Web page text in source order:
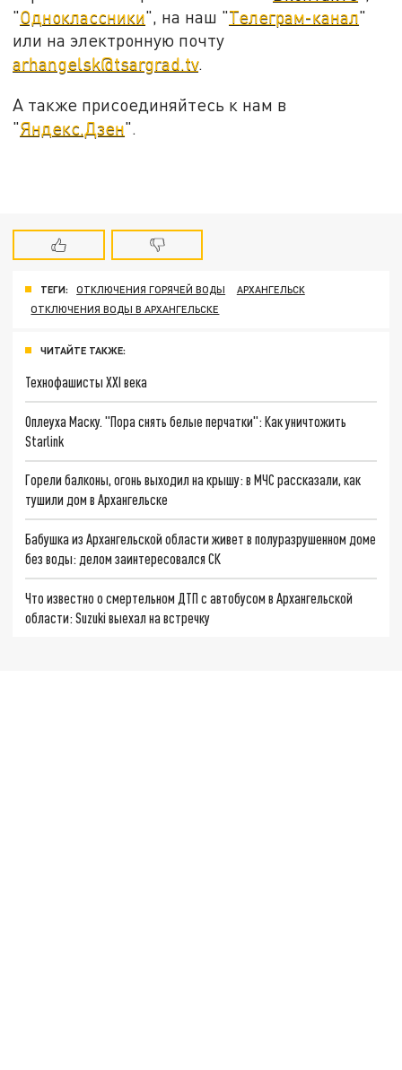
"Одноклассники", на наш "Телеграм-канал"
или на электронную почту
arhangelsk@tsargrad.tv.
А также присоединяйтесь к нам в
"Яндекс.Дзен".
ТЕГИ: ОТКЛЮЧЕНИЯ ГОРЯЧЕЙ ВОДЫ
АРХАНГЕЛЬСК
ОТКЛЮЧЕНИЯ ВОДЫ В АРХАНГЕЛЬСКЕ
ЧИТАЙТЕ ТАКЖЕ:
Технофашисты XXI века
Оплеуха Маску. "Пора снять белые перчатки": Как уничтожить
Starlink
Горели балконы, огонь выходил на крышу: в МЧС рассказали, как
тушили дом в Архангельске
Бабушка из Архангельской области живет в полуразрушенном доме
без воды: делом заинтересовался СК
Что известно о смертельном ДТП с автобусом в Архангельской
области: Suzuki выехал на встречку